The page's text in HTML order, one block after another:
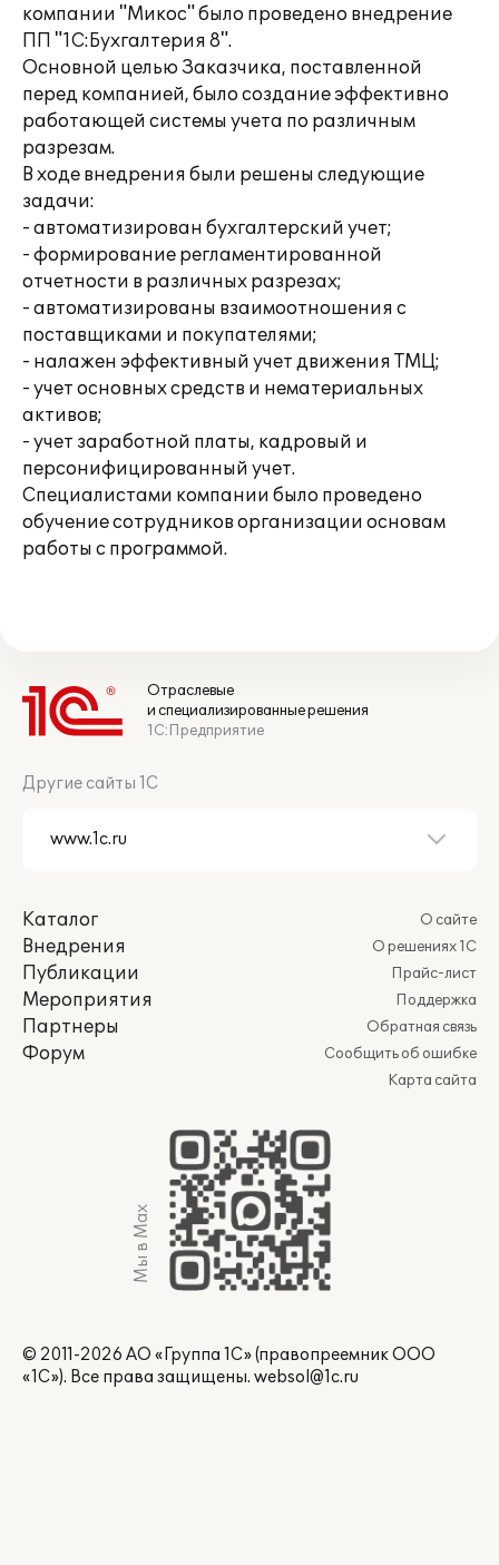
компании "Микос" было проведено внедрение
ПП "1С:Бухгалтерия 8".
Основной целью Заказчика, поставленной
перед компанией, было создание эффективно
работающей системы учета по различным
разрезам.
В ходе внедрения были решены следующие
задачи:
- автоматизирован бухгалтерский учет;
- формирование регламентированной
отчетности в различных разрезах;
- автоматизированы взаимоотношения с
поставщиками и покупателями;
- налажен эффективный учет движения ТМЦ;
- учет основных средств и нематериальных
активов;
- учет заработной платы, кадровый и
персонифицированный учет.
Специалистами компании было проведено
обучение сотрудников организации основам
работы с программой.
Отраслевые
и специализированные решения
1С:Предприятие
Другие сайты 1С
Каталог
Внедрения
Публикации
Мероприятия
Партнеры
Форум
О сайте
О решениях 1С
Прайс-лист
Поддержка
Обратная связь
Сообщить об ошибке
Карта сайта
Мы в Max
© 2011-2026 АО «Группа 1С» (правопреемник ООО
«1С»). Все права защищены. websol@1c.ru